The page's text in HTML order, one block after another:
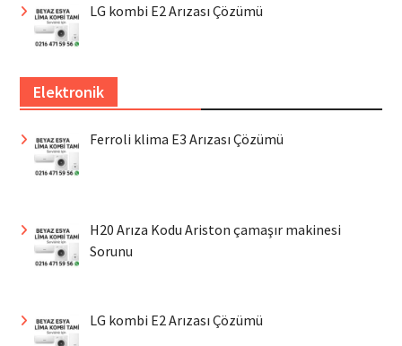
LG kombi E2 Arızası Çözümü
Elektronik
Ferroli klima E3 Arızası Çözümü
H20 Arıza Kodu Ariston çamaşır makinesi
Sorunu
LG kombi E2 Arızası Çözümü